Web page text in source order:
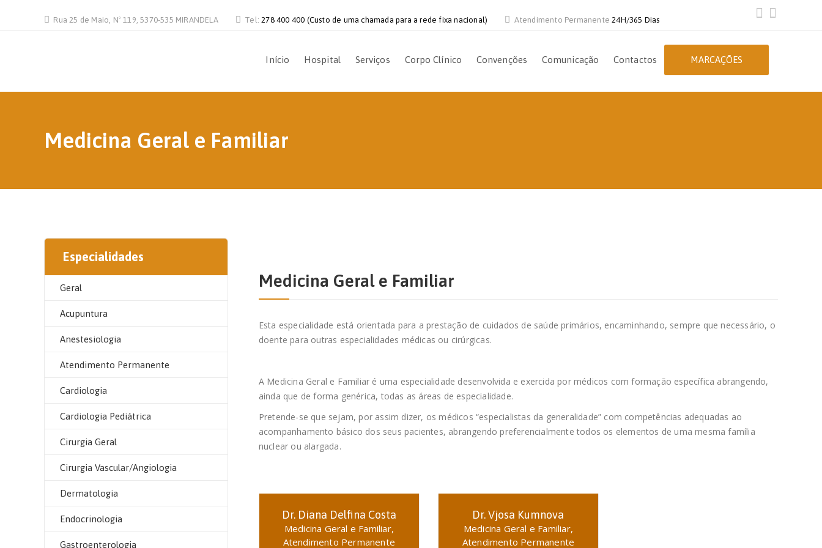
Rua 25 de Maio, Nº 119, 5370-535 MIRANDELA Tel:278 400 400 (Custo de uma chamada para a rede fixa nacional) Atendimento Permanente24H/365 Dias
Início Hospital Serviços Corpo Clínico Convenções Comunicação Contactos MARCAÇÕES
Medicina Geral e Familiar
Especialidades
Geral
Acupuntura
Anestesiologia
Atendimento Permanente
Cardiologia
Cardiologia Pediátrica
Cirurgia Geral
Cirurgia Vascular/Angiologia
Dermatologia
Endocrinologia
Gastroenterologia
Medicina Geral e Familiar
Esta especialidade está orientada para a prestação de cuidados de saúde primários, encaminhando, sempre que necessário, o
doente para outras especialidades médicas ou cirúrgicas.
A Medicina Geral e Familiar é uma especialidade desenvolvida e exercida por médicos com formação específica abrangendo,
ainda que de forma genérica, todas as áreas de especialidade.
Pretende-se que sejam, por assim dizer, os médicos “especialistas da generalidade” com competências adequadas ao
acompanhamento básico dos seus pacientes, abrangendo preferencialmente todos os elementos de uma mesma família
nuclear ou alargada.
Dr. Diana Delfina Costa
Medicina Geral e Familiar,
Atendimento Permanente
Dr. Vjosa Kumnova
Medicina Geral e Familiar,
Atendimento Permanente